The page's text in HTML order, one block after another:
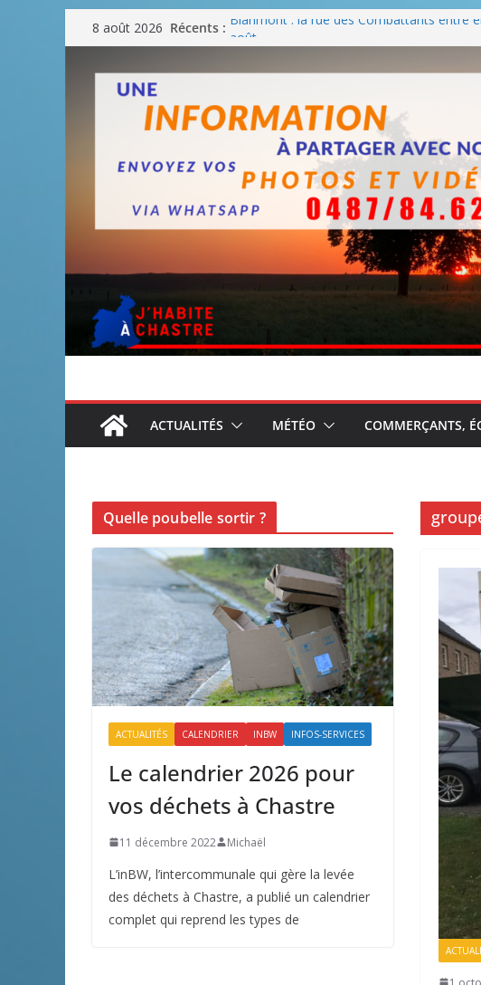
Passer
au
contenu
8 août 2026 Récents : Blanmont : la rue des Combattants entre
août
Une fête nationale sans drache
ACTUALITÉS MÉTÉO COMMERÇANTS,
Quelle poubelle sortir ?
ACTUALITÉS CALENDRIER INBW INFOS-SERVICES
Le calendrier 2026 pour
vos déchets à Chastre
11 décembre 2022 Michaël
L’inBW, l’intercommunale qui gère la levée
des déchets à Chastre, a publié un calendrier
complet qui reprend les types de